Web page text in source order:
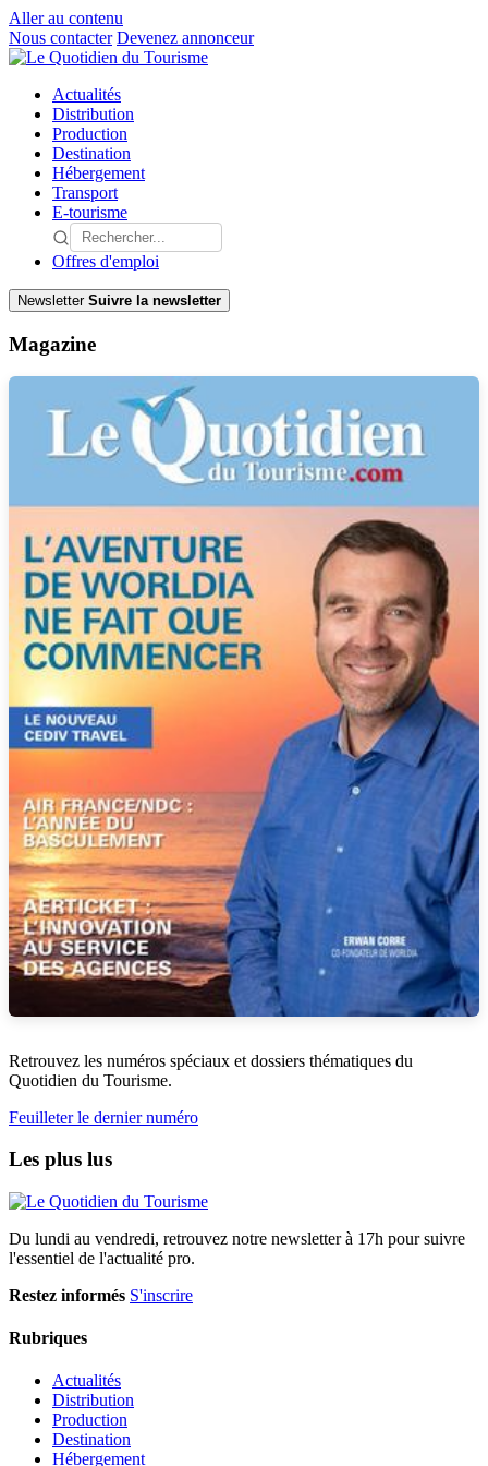
Aller au contenu
Nous contacter Devenez annonceur
Actualités
Distribution
Production
Destination
Hébergement
Transport
E-tourisme
Offres d'emploi
Newsletter Suivre la newsletter
Magazine
Retrouvez les numéros spéciaux et dossiers thématiques du
Quotidien du Tourisme.
Feuilleter le dernier numéro
Les plus lus
Du lundi au vendredi, retrouvez notre newsletter à 17h pour suivre
l'essentiel de l'actualité pro.
Restez informés S'inscrire
Rubriques
Actualités
Distribution
Production
Destination
Hébergement